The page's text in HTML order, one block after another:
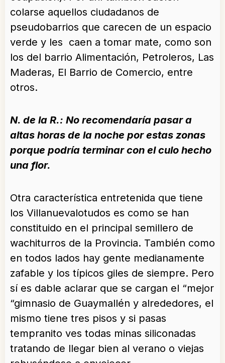
colarse aquellos ciudadanos de
pseudobarrios que carecen de un espacio
verde y les caen a tomar mate, como son
los del barrio Alimentación, Petroleros, Las
Maderas, El Barrio de Comercio, entre
otros.
N. de la R.: No recomendaría pasar a
altas horas de la noche por estas zonas
porque podría terminar con el culo hecho
una flor.
Otra característica entretenida que tiene
los Villanuevalotudos es como se han
constituido en el principal semillero de
wachiturros de la Provincia. También como
en todos lados hay gente medianamente
zafable y los típicos giles de siempre. Pero
sí es dable aclarar que se cargan el “mejor
“gimnasio de Guaymallén y alrededores, el
mismo tiene tres pisos y si pasas
tempranito ves todas minas siliconadas
tratando de llegar bien al verano o viejas